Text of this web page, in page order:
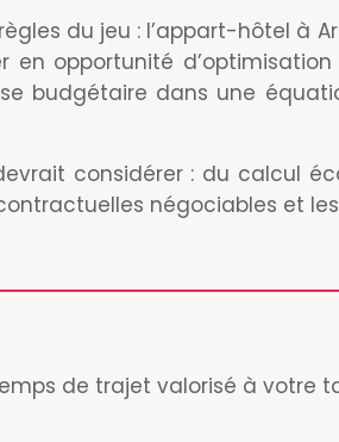
du jeu : l’appart-hôtel à
opportunité
budgétaire dans une
considérer : du calcul
négociables et
de trajet valorisé à votre